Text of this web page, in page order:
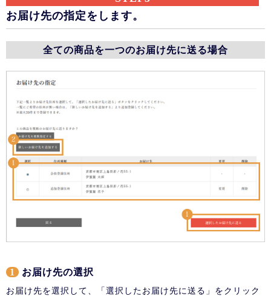
お届け先の指定をします。
全ての商品を一つのお届け先に送る場合
1 お届け先の選択
お届け先を選択して、「選択したお届け先に送る」をクリック